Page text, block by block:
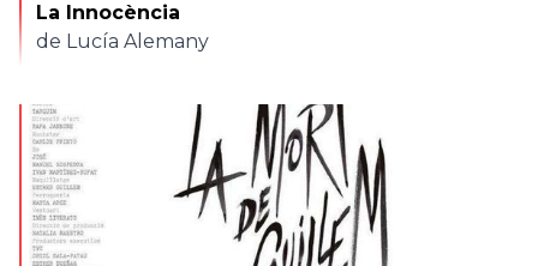
La Innocència
de Lucía Alemany